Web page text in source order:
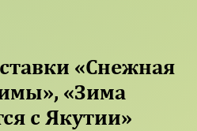
«Снежная
«Зима
с Якутии»